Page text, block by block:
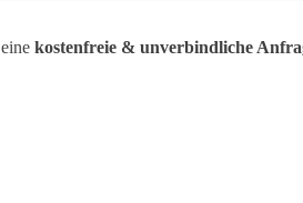
kostenfreie & unverbindliche